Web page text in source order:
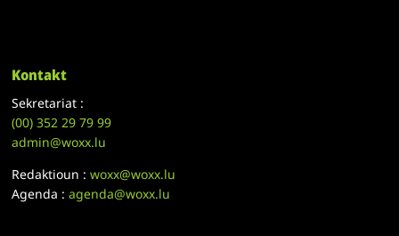
Kontakt
Sekretariat :
(00)352 29 79 99
admin@woxx.lu
Redaktioun :woxx@woxx.lu
Agenda :agenda@woxx.lu